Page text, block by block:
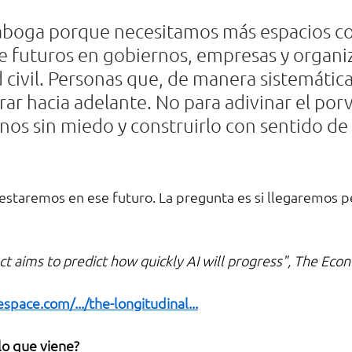
porque necesitamos más espacios
futuros en gobiernos, empresas y
civil. Personas que, de manera
hacia adelante. No para adivinar el
sin miedo y construirlo con sentido
en ese futuro. La pregunta es si llegaremos
aims to predict how quickly AI will progress", The
.../the-longitudinal...
que viene?